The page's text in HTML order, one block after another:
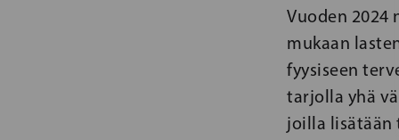
Vuoden
mukaan
fyysiseen
tarjolla yhä
joilla lisätään